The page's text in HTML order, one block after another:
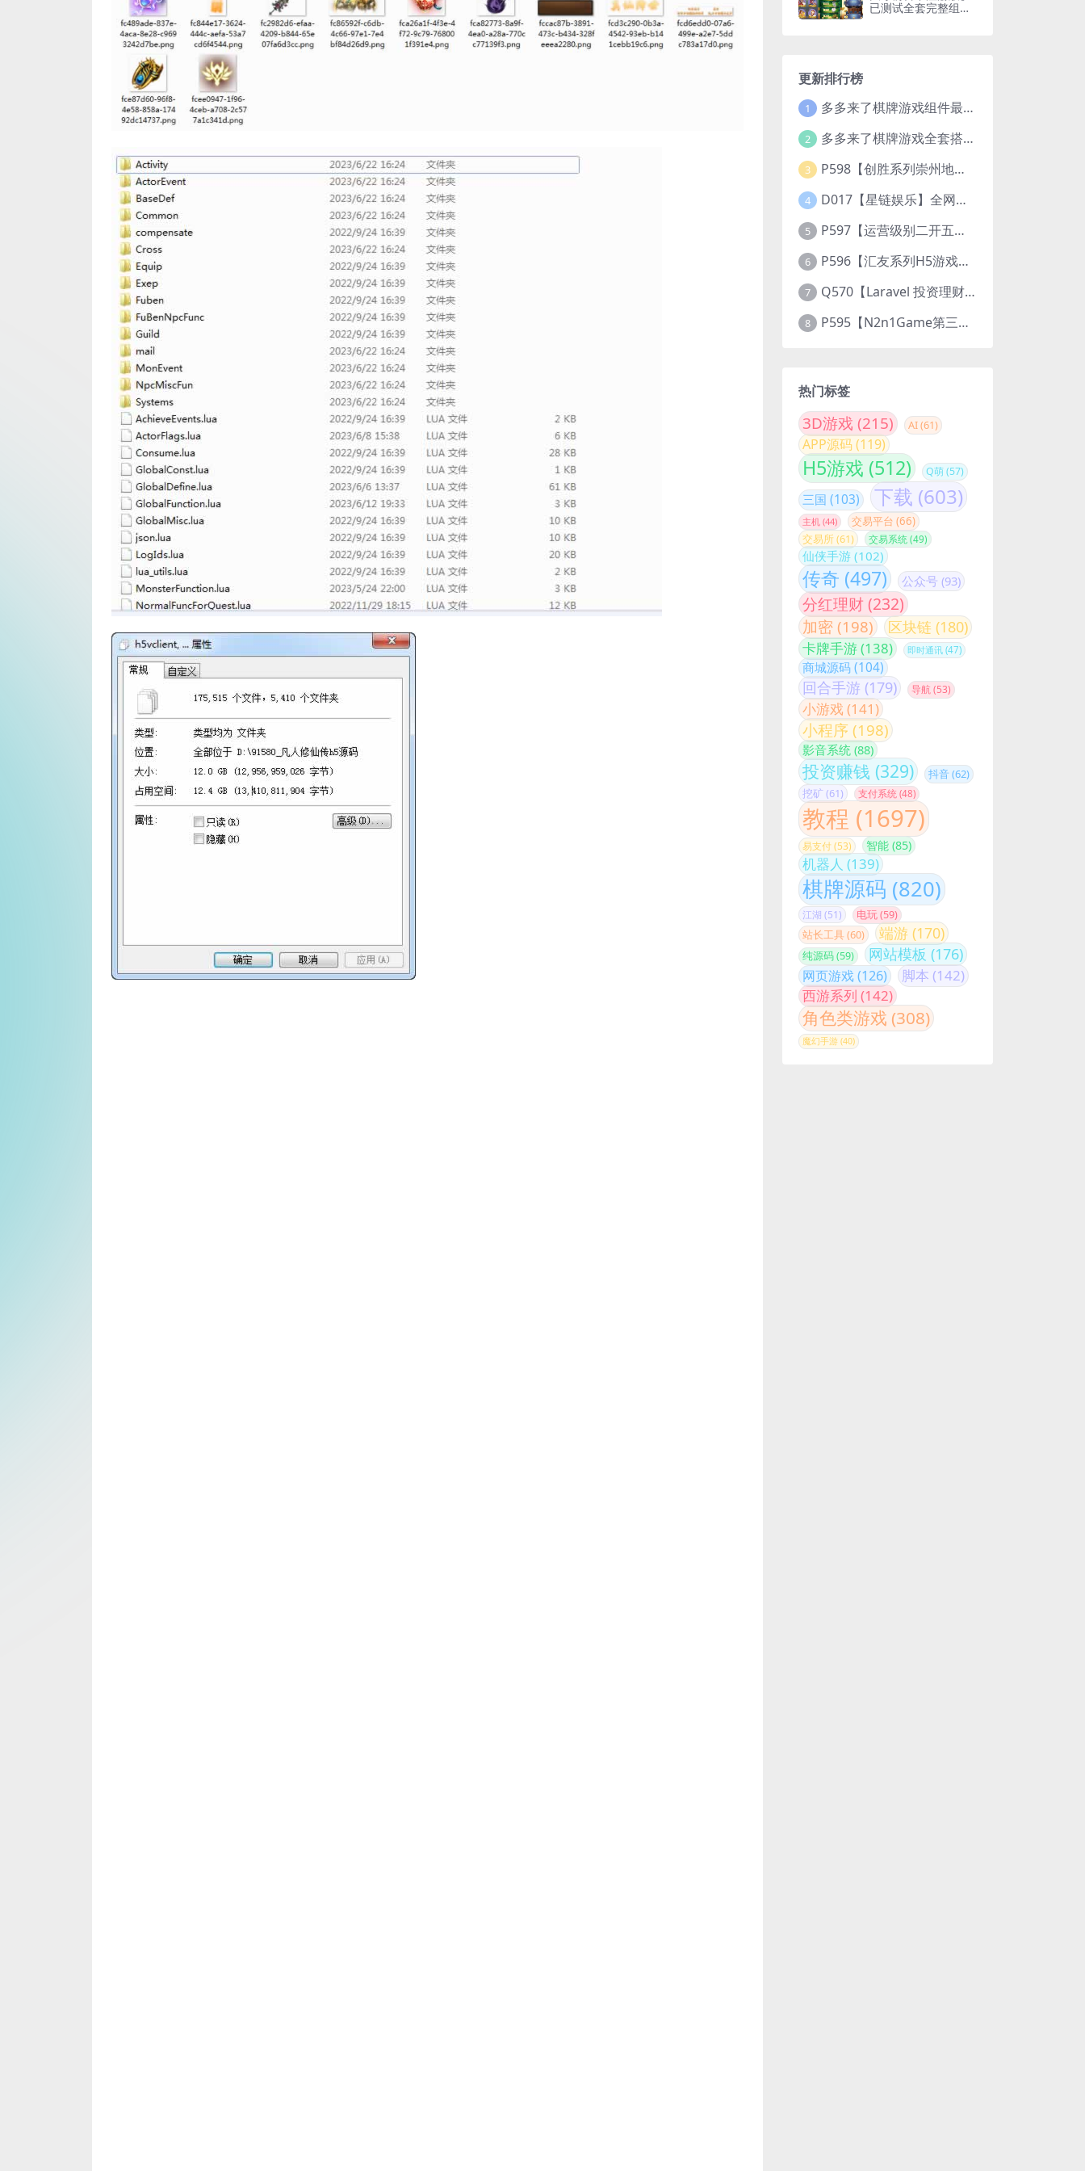
+视频搭建教程
更新排行榜
1
2
3
4
5
6
7 Q570【Laravel 投资理财系统源码】挖矿矿机 MLM分销 带后台
8
热门标签
3D游戏(215) AI(61)
APP源码(119)
H5游戏(512) Q萌(57)
三国(103) 下载(603)
主机(44) 交易平台(66)
交易所(61) 交易系统(49)
仙侠手游(102)
传奇(497) 公众号(93)
分红理财(232)
加密(198) 区块链(180)
卡牌手游(138) 即时通讯(47)
商城源码(104)
回合手游 (179) 导航(53)
小游戏(141)
小程序(198)
影音系统(88)
投资赚钱(329) 抖音(62)
挖矿
支付系统(48)
教程(1697)
易支付(53) 智能(85)
机器人(139)
棋牌源码(820)
江湖(51) 电玩(59)
站长工具(60) 端游(170)
纯源码(59) 网站模板(176)
网页游戏(126) 脚本(142)
西游系列(142)
角色类游戏(308)
魔幻手游(40)